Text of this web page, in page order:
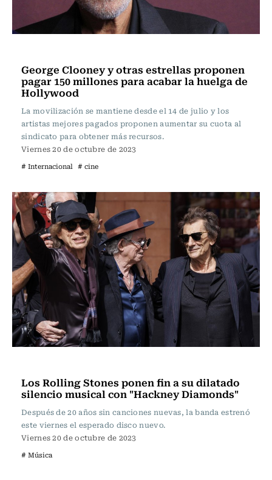
George Clooney y otras estrellas proponen
pagar 150 millones para acabar la huelga de
Hollywood
La movilización se mantiene desde el 14 de julio y los
artistas mejores pagados proponen aumentar su cuota al
sindicato para obtener más recursos.
Viernes 20 de octubre de 2023
# Internacional # cine
Los Rolling Stones ponen fin a su dilatado
silencio musical con "Hackney Diamonds"
Después de 20 años sin canciones nuevas, la banda estrenó
este viernes el esperado disco nuevo.
Viernes 20 de octubre de 2023
# Música